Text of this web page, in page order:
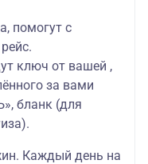
помогут с
ключ от вашей ,
за вами
бланк (для
Каждый день на